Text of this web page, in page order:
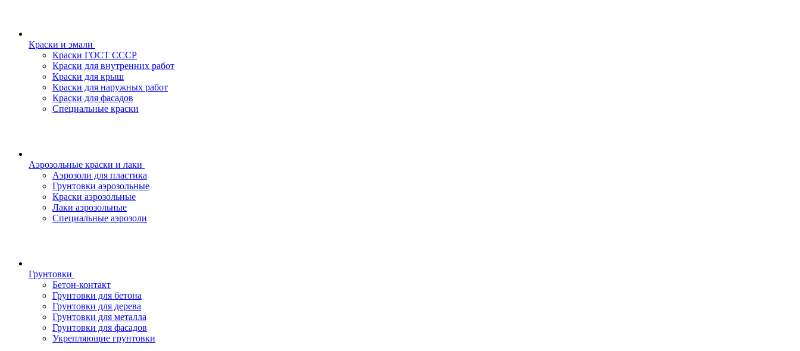
Краски и эмали
Краски ГОСТ СССР
Краски для внутренних работ
Краски для крыш
Краски для наружных работ
Краски для фасадов
Специальные краски
Аэрозольные краски и лаки
Аэрозоли для пластика
Грунтовки аэрозольные
Краски аэрозольные
Лаки аэрозольные
Специальные аэрозоли
Грунтовки
Бетон-контакт
Грунтовки для бетона
Грунтовки для дерева
Грунтовки для металла
Грунтовки для фасадов
Укрепляющие грунтовки